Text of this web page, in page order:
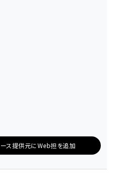
ス提供元にWeb担を追加